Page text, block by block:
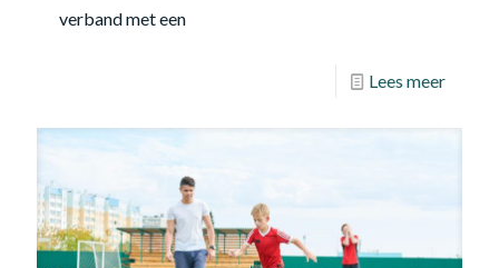
verband met een
Lees meer